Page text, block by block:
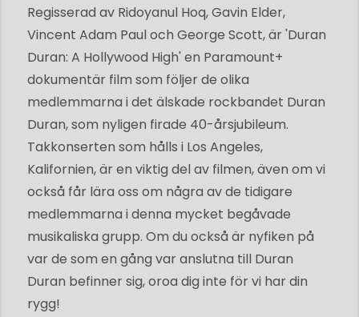
Regisserad av Ridoyanul Hoq, Gavin Elder,
Vincent Adam Paul och George Scott, är 'Duran
Duran: A Hollywood High' en Paramount+
dokumentär film som följer de olika
medlemmarna i det älskade rockbandet Duran
Duran, som nyligen firade 40-årsjubileum.
Takkonserten som hålls i Los Angeles,
Kalifornien, är en viktig del av filmen, även om vi
också får lära oss om några av de tidigare
medlemmarna i denna mycket begåvade
musikaliska grupp. Om du också är nyfiken på
var de som en gång var anslutna till Duran
Duran befinner sig, oroa dig inte för vi har din
rygg!